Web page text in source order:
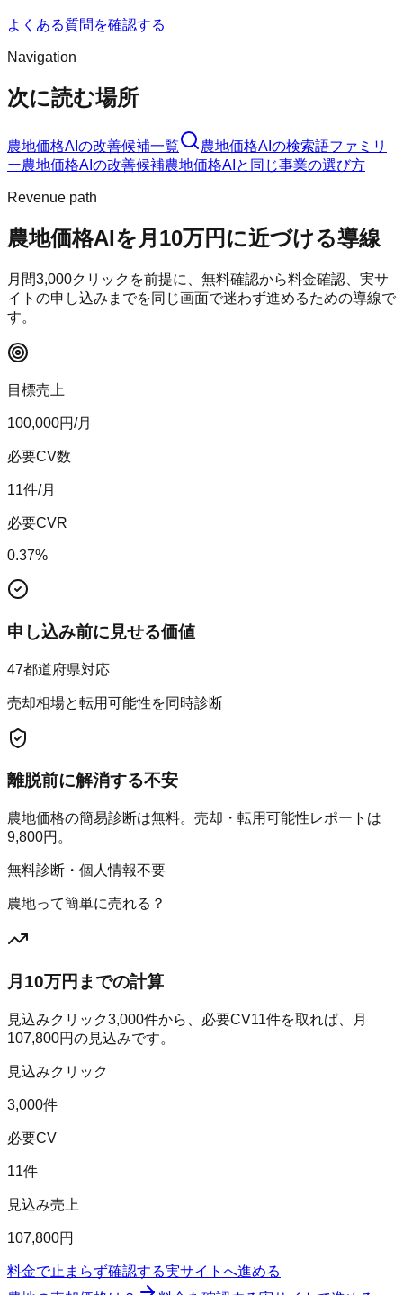
よくある質問を確認する
Navigation
次に読む場所
農地価格AI の改善候補一覧 農地価格AI の検索語ファミリ
ー農地価格AI の改善候補農地価格AI と同じ事業の選び方
Revenue path
農地価格AIを月10万円に近づける導線
月間3,000クリックを前提に、無料確認から料金確認、実サ
イトの申し込みまでを同じ画面で迷わず進めるための導線で
す。
目標売上
100,000円/月
必要CV数
11件/月
必要CVR
0.37%
申し込み前に見せる価値
47都道府県対応
売却相場と転用可能性を同時診断
離脱前に解消する不安
農地価格の簡易診断は無料。売却・転用可能性レポートは
9,800円。
無料診断・個人情報不要
農地って簡単に売れる？
月10万円までの計算
見込みクリック3,000件から、必要CV11件を取れば、月
107,800円の見込みです。
見込みクリック
3,000件
必要CV
11件
見込み売上
107,800円
料金で止まらず確認する実サイトへ進める